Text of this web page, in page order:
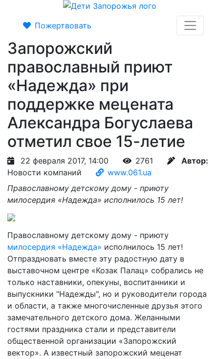
Пожертвовать
Запорожский
православный приют
«Надежда» при
поддержке мецената
Александра Богуслаева
отметил свое 15-летие
22 февраля 2017, 14:00 2761
Автор:
Новости компаний
www.061.ua
Православному детскому дому - приюту
милосердия «Надежда» исполнилось 15 лет!
Православному детскому дому - приюту
милосердия «Надежда» исполнилось 15 лет!
Отпраздновать вместе эту радостную дату в
выставочном центре «Козак Палац» собрались не
только наставники, опекуны, воспитанники и
выпускники "Надежды", но и руководители города
и области, а также многочисленные друзья этого
замечательного детского дома. Желанными
гостями праздника стали и представители
общественной организации «Запорожский
вектор». А известный запорожский меценат